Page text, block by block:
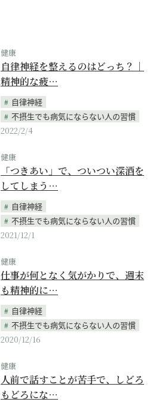
健康
自律神経を整えるのはどっち？｜
精神的な疲…
自律神経
不摂生でも病気にならない人の習慣
2022/2/4
健康
「つきあい」で、ついつい深酒を
してしまう…
自律神経
不摂生でも病気にならない人の習慣
2021/12/1
健康
仕事が何となく気がかりで、週末
も精神的に…
自律神経
不摂生でも病気にならない人の習慣
2020/12/16
健康
人前で話すことが苦手で、しどろ
もどろにな…